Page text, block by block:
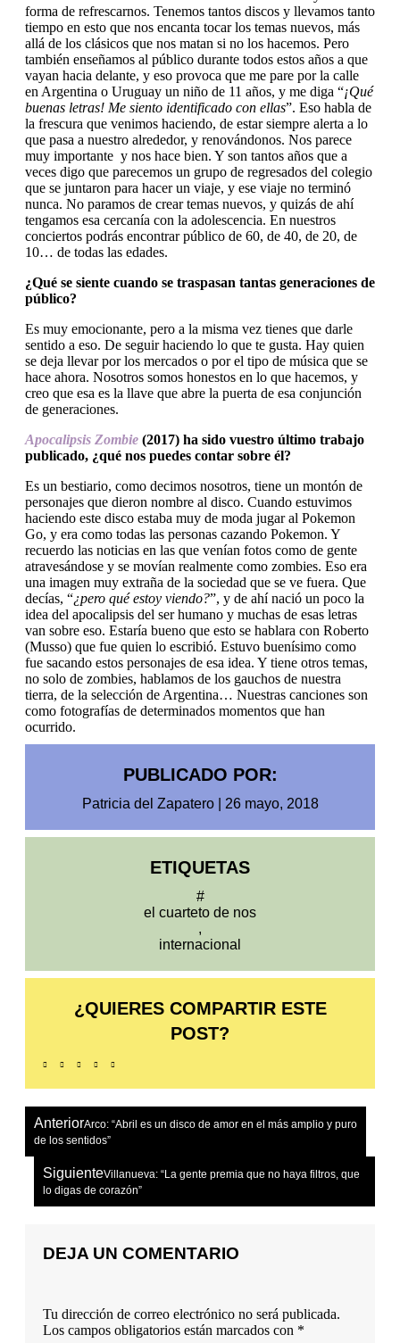
forma de refrescarnos. Tenemos tantos discos y llevamos tanto
tiempo en esto que nos encanta tocar los temas nuevos, más
allá de los clásicos que nos matan si no los hacemos. Pero
también enseñamos al público durante todos estos años a que
vayan hacia delante, y eso provoca que me pare por la calle
en Argentina o Uruguay un niño de 11 años, y me diga “¡Qué
buenas letras! Me siento identificado con ellas”. Eso habla de
la frescura que venimos haciendo, de estar siempre alerta a lo
que pasa a nuestro alrededor, y renovándonos. Nos parece
muy importante y nos hace bien. Y son tantos años que a
veces digo que parecemos un grupo de regresados del colegio
que se juntaron para hacer un viaje, y ese viaje no terminó
nunca. No paramos de crear temas nuevos, y quizás de ahí
tengamos esa cercanía con la adolescencia. En nuestros
conciertos podrás encontrar público de 60, de 40, de 20, de
10… de todas las edades.
¿Qué se siente cuando se traspasan tantas generaciones de
público?
Es muy emocionante, pero a la misma vez tienes que darle
sentido a eso. De seguir haciendo lo que te gusta. Hay quien
se deja llevar por los mercados o por el tipo de música que se
hace ahora. Nosotros somos honestos en lo que hacemos, y
creo que esa es la llave que abre la puerta de esa conjunción
de generaciones.
Apocalipsis Zombie (2017) ha sido vuestro último trabajo
publicado, ¿qué nos puedes contar sobre él?
Es un bestiario, como decimos nosotros, tiene un montón de
personajes que dieron nombre al disco. Cuando estuvimos
haciendo este disco estaba muy de moda jugar al Pokemon
Go, y era como todas las personas cazando Pokemon. Y
recuerdo las noticias en las que venían fotos como de gente
atravesándose y se movían realmente como zombies. Eso era
una imagen muy extraña de la sociedad que se ve fuera. Que
decías, “¿pero qué estoy viendo?”, y de ahí nació un poco la
idea del apocalipsis del ser humano y muchas de esas letras
van sobre eso. Estaría bueno que esto se hablara con Roberto
(Musso) que fue quien lo escribió. Estuvo buenísimo como
fue sacando estos personajes de esa idea. Y tiene otros temas,
no solo de zombies, hablamos de los gauchos de nuestra
tierra, de la selección de Argentina… Nuestras canciones son
como fotografías de determinados momentos que han
ocurrido.
PUBLICADO POR:
Patricia del Zapatero 26 mayo, 2018
ETIQUETAS
#
el cuarteto de nos
,
internacional
¿QUIERES COMPARTIR ESTE
POST?
AnteriorArco: “Abril es un disco de amor en el más amplio y puro
de los sentidos”
SiguienteVillanueva: “La gente premia que no haya filtros, que
lo digas de corazón”
DEJA UN COMENTARIO
Tu dirección de correo electrónico no será publicada.
Los campos obligatorios están marcados con *